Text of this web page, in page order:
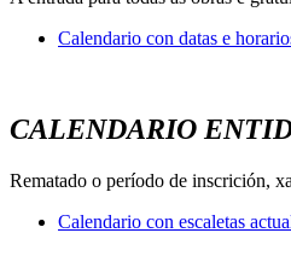
Calendario con datas e
CALENDARIO
Rematado o período de inscrición,
Calendario con escaletas